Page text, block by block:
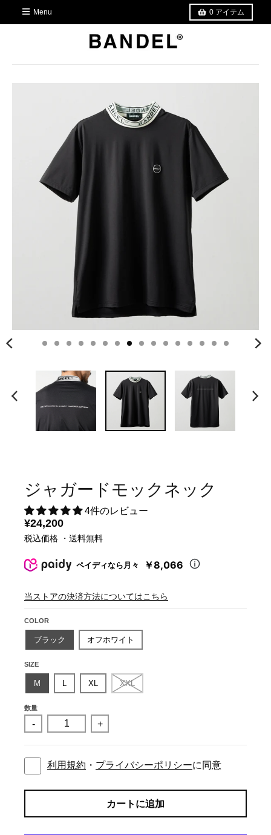
Menu 0 アイテム
ジャガードモックネック
4件のレビュー
¥24,200
税込価格 ・送料無料
ペイディなら月々 ￥8,066
当ストアの決済方法についてはこちら
COLOR
ブラック オフホワイト
SIZE
M L XL XXL
数量
- +
利用規約 ・ プライバシーポリシーに同意
カートに追加